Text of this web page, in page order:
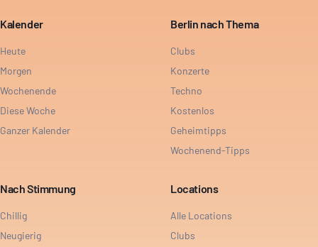
Kalender
Heute
Morgen
Wochenende
Diese Woche
Ganzer Kalender
Berlin nach Thema
Clubs
Konzerte
Techno
Kostenlos
Geheimtipps
Wochenend-Tipps
Nach Stimmung
Chillig
Neugierig
Locations
Alle Locations
Clubs